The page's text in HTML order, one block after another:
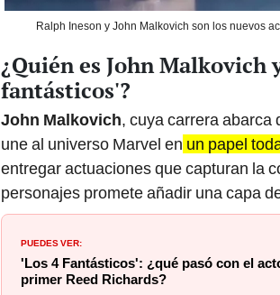
Ralph Ineson y John Malkovich son los nuevos
¿Quién es John Malkovich
fantásticos'?
John Malkovich, cuya carrera abarca
une al universo Marvel en un papel
entregar actuaciones que capturan la
personajes promete añadir una capa
PUEDES VER:
'Los 4 Fantásticos': ¿qué pasó con el
primer Reed Richards?